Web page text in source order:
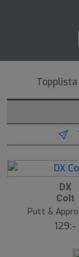
DX
Colt
Putt &
129:-